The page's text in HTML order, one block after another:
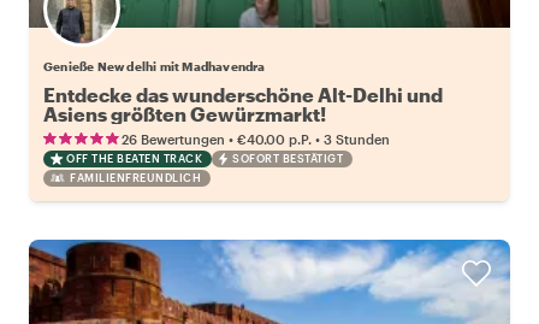
Genieße New delhi mit Madhavendra
Entdecke das wunderschöne Alt-Delhi und
Asiens größten Gewürzmarkt!
26 Bewertungen • €40.00 p.P. • 3 Stunden
OFF THE BEATEN TRACK
SOFORT BESTÄTIGT
FAMILIENFREUNDLICH